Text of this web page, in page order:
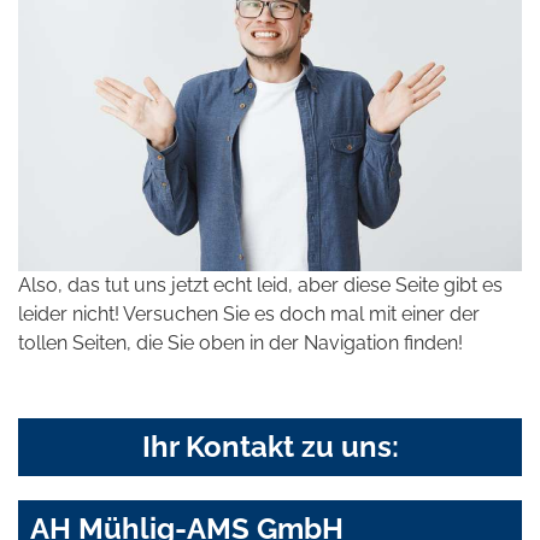
Also, das tut uns jetzt echt leid, aber diese Seite gibt es
leider nicht! Versuchen Sie es doch mal mit einer der
tollen Seiten, die Sie oben in der Navigation finden!
Ihr Kontakt zu uns:
AH Mühlig-AMS GmbH